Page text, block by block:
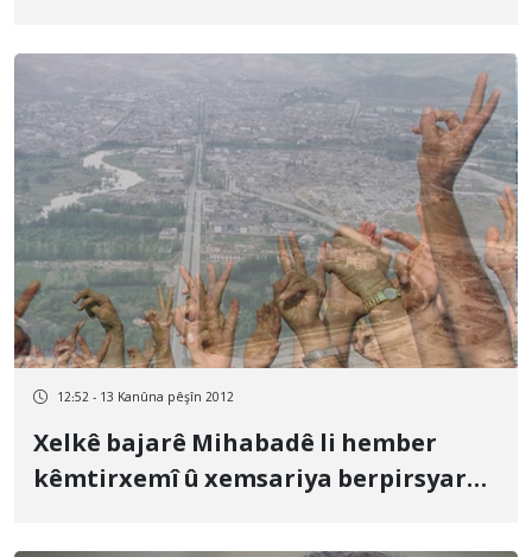
12:52 - 13 Kanûna pêşîn 2012
Xelkê bajarê Mihabadê li hember
kêmtirxemî û xemsariya berpirsyarên